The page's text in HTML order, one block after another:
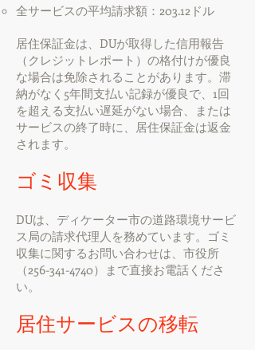
全サービスの平均請求額：203.12ドル
居住保証金は、DUが取得した信用報告
（クレジットレポート）の格付けが優良
な場合は免除されることがあります。滞
納がなく5年間支払い記録が優良で、1回
を超える支払い遅延がない場合、または
サービスの終了時に、居住保証金は返金
されます。
ゴミ収集
DUは、ディケーター市の道路環境サービ
ス局の請求代理人を務めています。ゴミ
収集に関するお問い合わせは、市役所
（256-341-4740）まで直接お電話くださ
い。
居住サービスの移転